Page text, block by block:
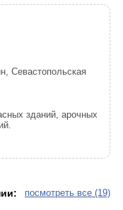
Севастопольская
зданий, арочных
посмотреть все (19)